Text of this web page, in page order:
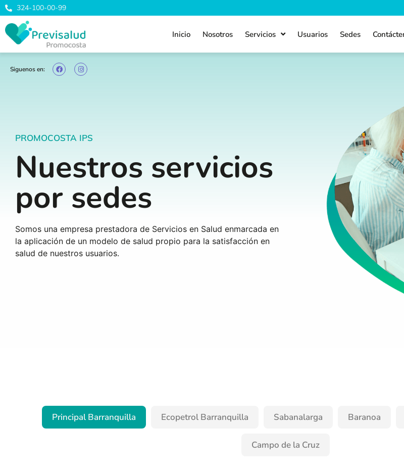
324-100-00-99
Inicio Nosotros Servicios Usuarios Sedes
Siguenos en:
PROMOCOSTA IPS
Nuestros servicios
por sedes
Somos una empresa prestadora de Servicios en Salud enmarcada en
la aplicación de un modelo de salud propio para la satisfacción en
salud de nuestros usuarios.
Principal Barranquilla Ecopetrol Barranquilla Sabanalarga Baranoa
Campo de la Cruz